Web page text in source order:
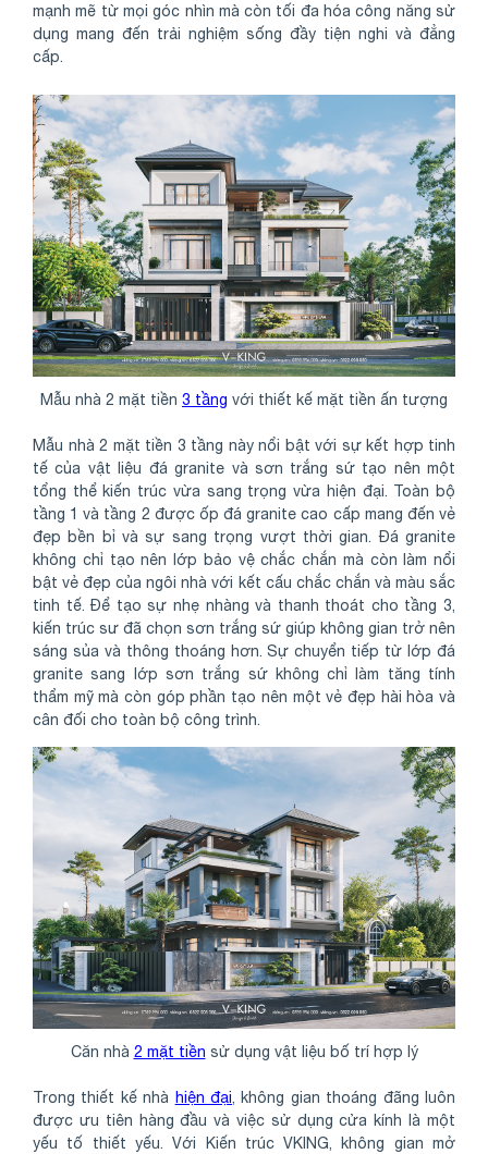
mạnh mẽ từ mọi góc nhìn mà còn tối đa hóa công năng sử
dụng mang đến trải nghiệm sống đầy tiện nghi và đẳng
cấp.
Mẫu nhà 2 mặt tiền 3 tầng với thiết kế mặt tiền ấn tượng
Mẫu nhà 2 mặt tiền 3 tầng này nổi bật với sự kết hợp tinh
tế của vật liệu đá granite và sơn trắng sứ tạo nên một
tổng thể kiến trúc vừa sang trọng vừa hiện đại. Toàn bộ
tầng 1 và tầng 2 được ốp đá granite cao cấp mang đến vẻ
đẹp bền bỉ và sự sang trọng vượt thời gian. Đá granite
không chỉ tạo nên lớp bảo vệ chắc chắn mà còn làm nổi
bật vẻ đẹp của ngôi nhà với kết cấu chắc chắn và màu sắc
tinh tế. Để tạo sự nhẹ nhàng và thanh thoát cho tầng 3,
kiến trúc sư đã chọn sơn trắng sứ giúp không gian trở nên
sáng sủa và thông thoáng hơn. Sự chuyển tiếp từ lớp đá
granite sang lớp sơn trắng sứ không chỉ làm tăng tính
thẩm mỹ mà còn góp phần tạo nên một vẻ đẹp hài hòa và
cân đối cho toàn bộ công trình.
Căn nhà 2 mặt tiền sử dụng vật liệu bố trí hợp lý
Trong thiết kế nhà hiện đại, không gian thoáng đãng luôn
được ưu tiên hàng đầu và việc sử dụng cửa kính là một
yếu tố thiết yếu. Với Kiến trúc VKING, không gian mở